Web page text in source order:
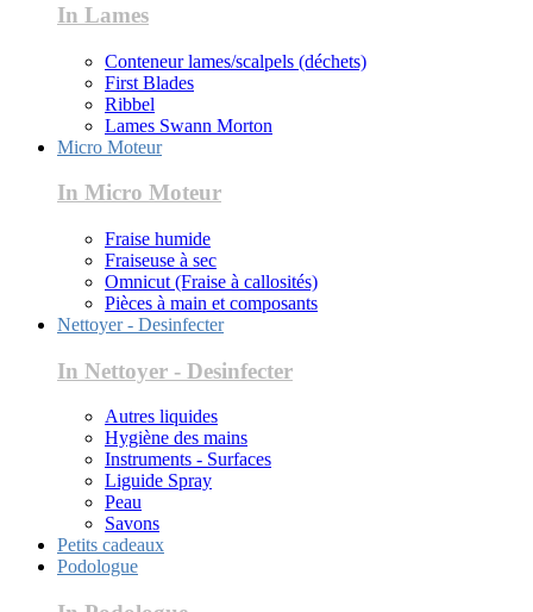
In Lames
Conteneur lames/scalpels (déchets)
First Blades
Ribbel
Lames Swann Morton
Micro Moteur
In Micro Moteur
Fraise humide
Fraiseuse à sec
Omnicut (Fraise à callosités)
Pièces à main et composants
Nettoyer - Desinfecter
In Nettoyer - Desinfecter
Autres liquides
Hygiène des mains
Instruments - Surfaces
Liguide Spray
Peau
Savons
Petits cadeaux
Podologue